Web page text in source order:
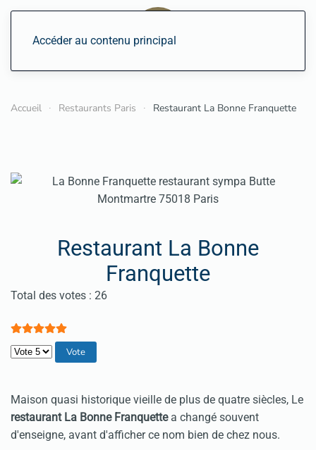
Accéder au contenu principal
Accueil Restaurants Paris Restaurant La Bonne Franquette
Restaurant La Bonne
Franquette
Vote utilisateur:5/
Total des votes : 26
Veuillez voter
Maison quasi historique vieille de plus de quatre siècles, Le
restaurant La Bonne Franquettea changé souvent
d'enseigne, avant d'afficher ce nom bien de chez nous.